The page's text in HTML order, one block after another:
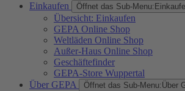
Einkaufen Öffnet das Sub-Menu:
Übersicht: Einkaufen
GEPA Online Shop
Weltläden Online Shop
Außer-Haus Online Shop
Geschäftefinder
GEPA-Store Wuppertal
Über GEPA
Öffnet das Sub-Menu:Über